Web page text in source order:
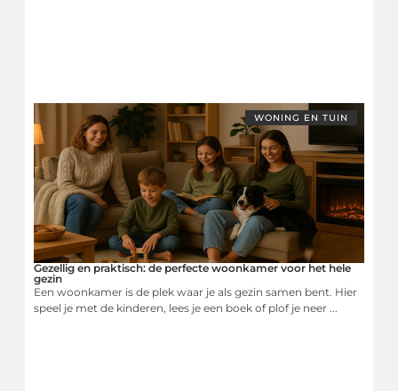
WONING EN TUIN
Gezellig en praktisch: de perfecte woonkamer voor het hele
gezin
Een woonkamer is de plek waar je als gezin samen bent. Hier
speel je met de kinderen, lees je een boek of plof je neer ...